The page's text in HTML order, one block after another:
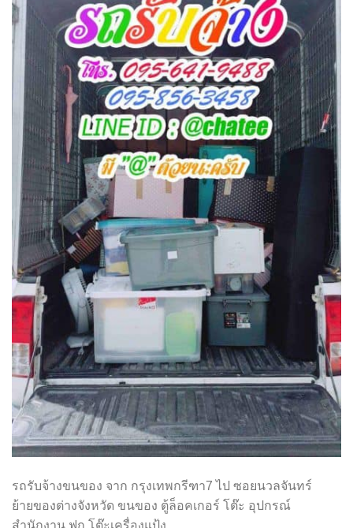
รถรับจ้างขนของ จาก กรุงเทพกรีฑา7 ไป ซอยนวลจันทร์
ย้ายของต่างจังหวัด ขนของ ตู้ล็อคเกอร์ โต๊ะ อุปกรณ์
สำนักงาน ฟูก โต๊ะเครื่องแป้ง